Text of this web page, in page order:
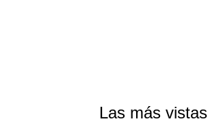
Las más vistas